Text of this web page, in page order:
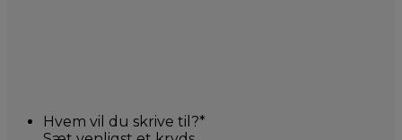
Hvem vil du skrive til?*